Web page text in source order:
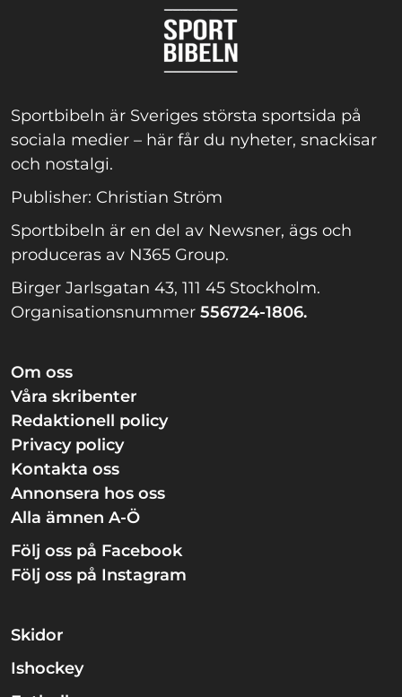
Sportbibeln är Sveriges största sportsida på
sociala medier – här får du nyheter, snackisar
och nostalgi.
Publisher: Christian Ström
Sportbibeln är en del av Newsner, ägs och
produceras av N365 Group.
Birger Jarlsgatan 43, 111 45 Stockholm.
Organisationsnummer 556724-1806.
Om oss
Våra skribenter
Redaktionell policy
Privacy policy
Kontakta oss
Annonsera hos oss
Alla ämnen A-Ö
Följ oss på Facebook
Följ oss på Instagram
Skidor
Ishockey